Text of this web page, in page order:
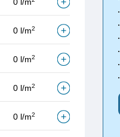
0 l/m2
0 l/m2
0 l/m2
0 l/m2